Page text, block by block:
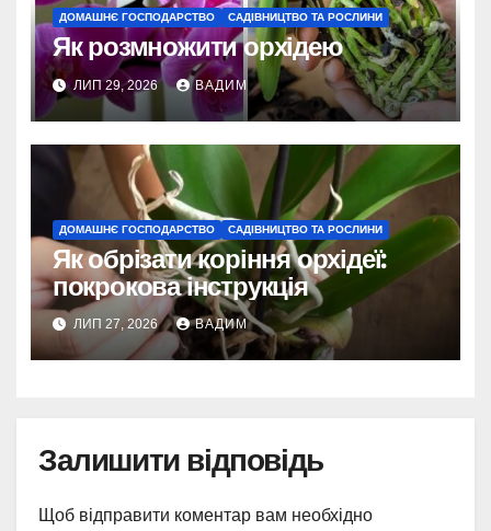
ДОМАШНЄ ГОСПОДАРСТВО САДІВНИЦТВО ТА РОСЛИНИ
Як розмножити орхідею
ЛИП 29, 2026 ВАДИМ
ДОМАШНЄ ГОСПОДАРСТВО САДІВНИЦТВО ТА РОСЛИНИ
Як обрізати коріння орхідеї:
покрокова інструкція
ЛИП 27, 2026 ВАДИМ
Залишити відповідь
Щоб відправити коментар вам необхідно